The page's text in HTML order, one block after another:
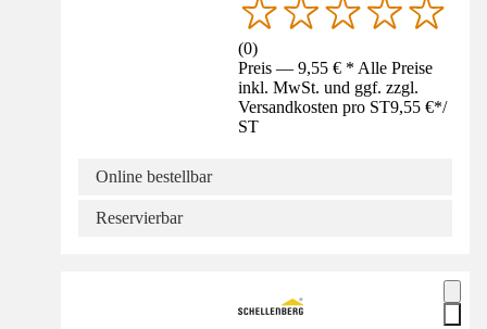
(0)
Preis — 9,55 € * Alle Preise
inkl. MwSt. und ggf. zzgl.
Versandkosten pro ST9,55 €*/
ST
Online bestellbar
Reservierbar